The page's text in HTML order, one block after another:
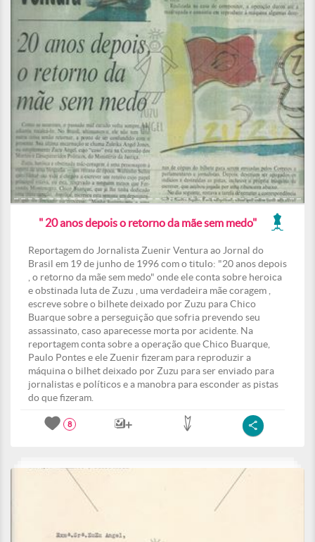
" 20 anos depois o retorno da mãe sem medo"
Reportagem do Jornalista Zuenir Ventura ao Jornal do
Brasil em 19 de junho de 1996 com o titulo: "20 anos depois
, o retorno da mãe sem medo" onde ele conta sobre heroica
e obstinada luta de Zuzu , uma verdadeira mãe coragem ,
escreve sobre o bilhete deixado por Zuzu para Chico
Buarque sobre a perseguição que sofria prevendo seu
assassinato, caso aparecesse morta por acidente. Na
reportagem conta sobre a operação que Chico Buarque,
Paulo Pontes e ele Zuenir fizeram para reproduzir a
máquina o bilhet deixado por Zuzu para ser enviado para
jornalistas e políticos e a manobra para esconder as pistas
do que fizeram.
8